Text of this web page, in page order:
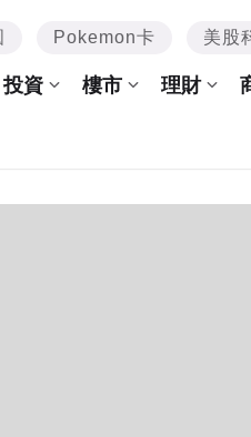
Pokemon卡 美股
投資 樓市 理財